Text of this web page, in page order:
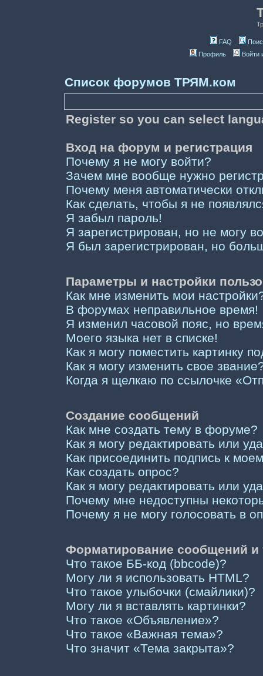
FAQ
Профиль
Войти
Список форумов ТРЯМ.ком
Register so you can select
Вход на форум и регистрация
Почему я не могу войти?
Зачем мне вообще нужно
Почему меня автоматически
Как сделать, чтобы я не
Я забыл пароль!
Я зарегистрирован, но не могу
Я был зарегистрирован, но
Параметры и настройки
Как мне изменить мои
В форумах неправильное время!
Я изменил часовой пояс, но
Моего языка нет в списке!
Как я могу поместить картинку
Как я могу изменить свое
Когда я щелкаю по ссылочке
Создание сообщений
Как мне создать тему в форуме?
Как я могу редактировать или
Как присоединить подпись к
Как создать опрос?
Как я могу редактировать или
Почему мне недоступны
Почему я не могу голосовать в
Форматирование сообщений
Что такое ББ-код (bbcode)?
Могу ли я использовать HTML?
Что такое улыбочки (смайлики)?
Могу ли я вставлять картинки?
Что такое «Объявление»?
Что такое «Важная тема»?
Что значит «Тема закрыта»?